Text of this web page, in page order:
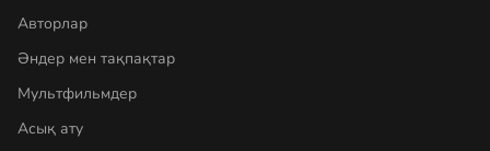
Авторлар
Әндер мен тақпақтар
Мультфильмдер
Асық ату